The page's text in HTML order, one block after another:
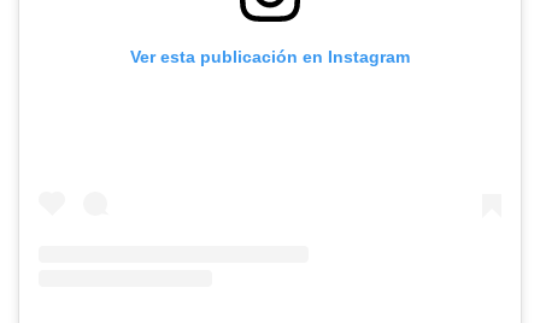
Ver esta publicación en Instagram